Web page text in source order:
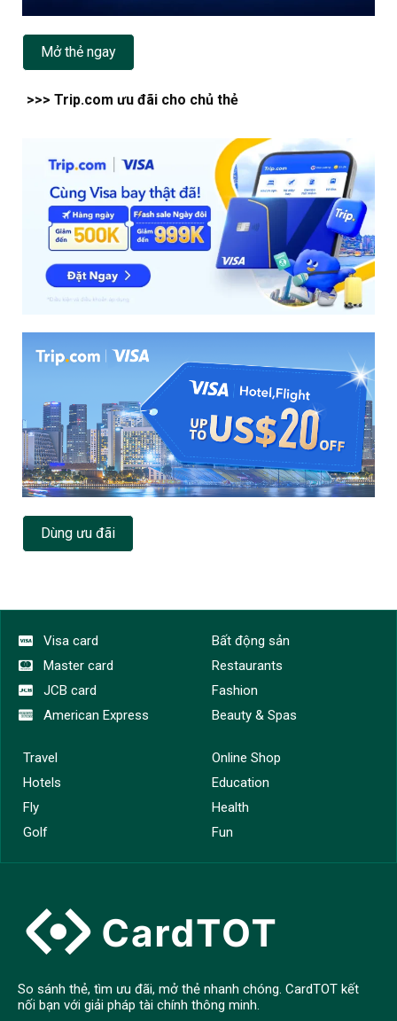
Mở thẻ ngay
>>> Trip.com ưu đãi cho chủ thẻ
Dùng ưu đãi
Visa card
Master card
JCB card
American Express
Bất động sản
Restaurants
Fashion
Beauty & Spas
Travel
Hotels
Fly
Golf
Online Shop
Education
Health
Fun
So sánh thẻ, tìm ưu đãi, mở thẻ nhanh chóng. CardTOT kết
nối bạn với giải pháp tài chính thông minh.